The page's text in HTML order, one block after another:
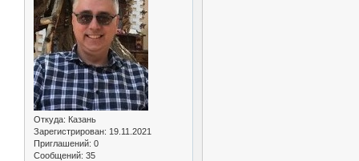
Откуда: Казань
Зарегистрирован: 19.11.2021
Приглашений: 0
Сообщений: 35